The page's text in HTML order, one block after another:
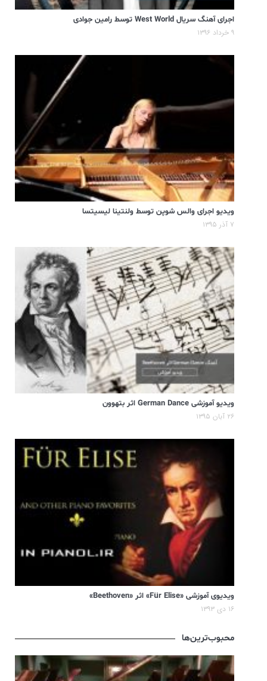
اجرای آهنگ سریال West World توسط رامین جوادی
۹ خرداد ۱۳۹۶
ویدیو اجرای والس شوپن توسط ولنتینا لیسیتسا
۷ آذر ۱۳۹۵
ویدیو آموزشی German Dance اثر بتهوون
۲۶ آبان ۱۳۹۵
ویدیوی آموزشی «Für Elise» اثر «Beethoven»
۱۶ دی ۱۳۹۳
محبوب‌ترین‌ها